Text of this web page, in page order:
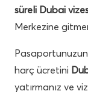
süreli Dubai
Merkezine
Pasaportunuzun
harç ücretini
yatırmanız ve